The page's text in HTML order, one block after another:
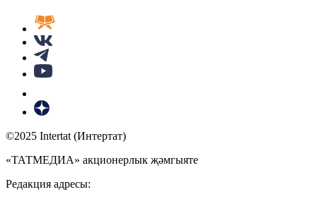
©2025 Intertat (Интертат)
«ТАТМЕДИА» акционерлык җәмгыяте
Редакция адресы: